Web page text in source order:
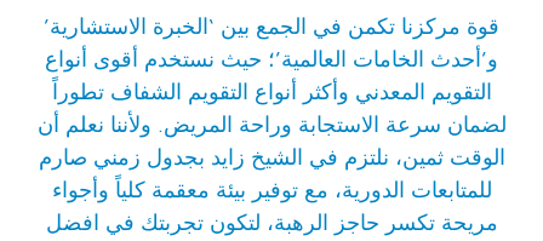
قوة مركزنا تكمن في الجمع بين ‘الخبرة الاستشارية’
و’أحدث الخامات العالمية’؛ حيث نستخدم أقوى أنواع
التقويم المعدني وأكثر أنواع التقويم الشفاف تطوراً
لضمان سرعة الاستجابة وراحة المريض. ولأننا نعلم أن
الوقت ثمين، نلتزم في الشيخ زايد بجدول زمني صارم
للمتابعات الدورية، مع توفير بيئة معقمة كلياً وأجواء
مريحة تكسر حاجز الرهبة، لتكون تجربتك في افضل